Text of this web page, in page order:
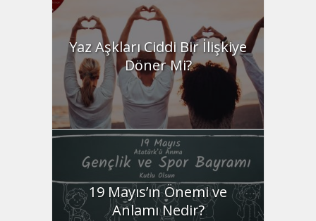
Yaz Aşkları Ciddi Bir İlişkiye
Döner Mi?
19 Mayıs’ın Önemi ve
Anlamı Nedir?